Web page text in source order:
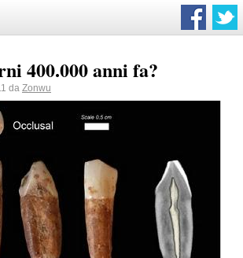
400.000 anni fa?
da Zonwu